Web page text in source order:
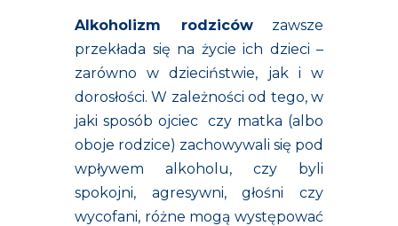
Alkoholizm rodzicówzawsze
przekłada się na życie ich dzieci –
zarówno w dzieciństwie, jak i w
dorosłości. W zależności od tego, w
jaki sposób ojciec czy matka (albo
oboje rodzice) zachowywali się pod
wpływem alkoholu, czy byli
spokojni, agresywni, głośni czy
wycofani, różne mogą występować